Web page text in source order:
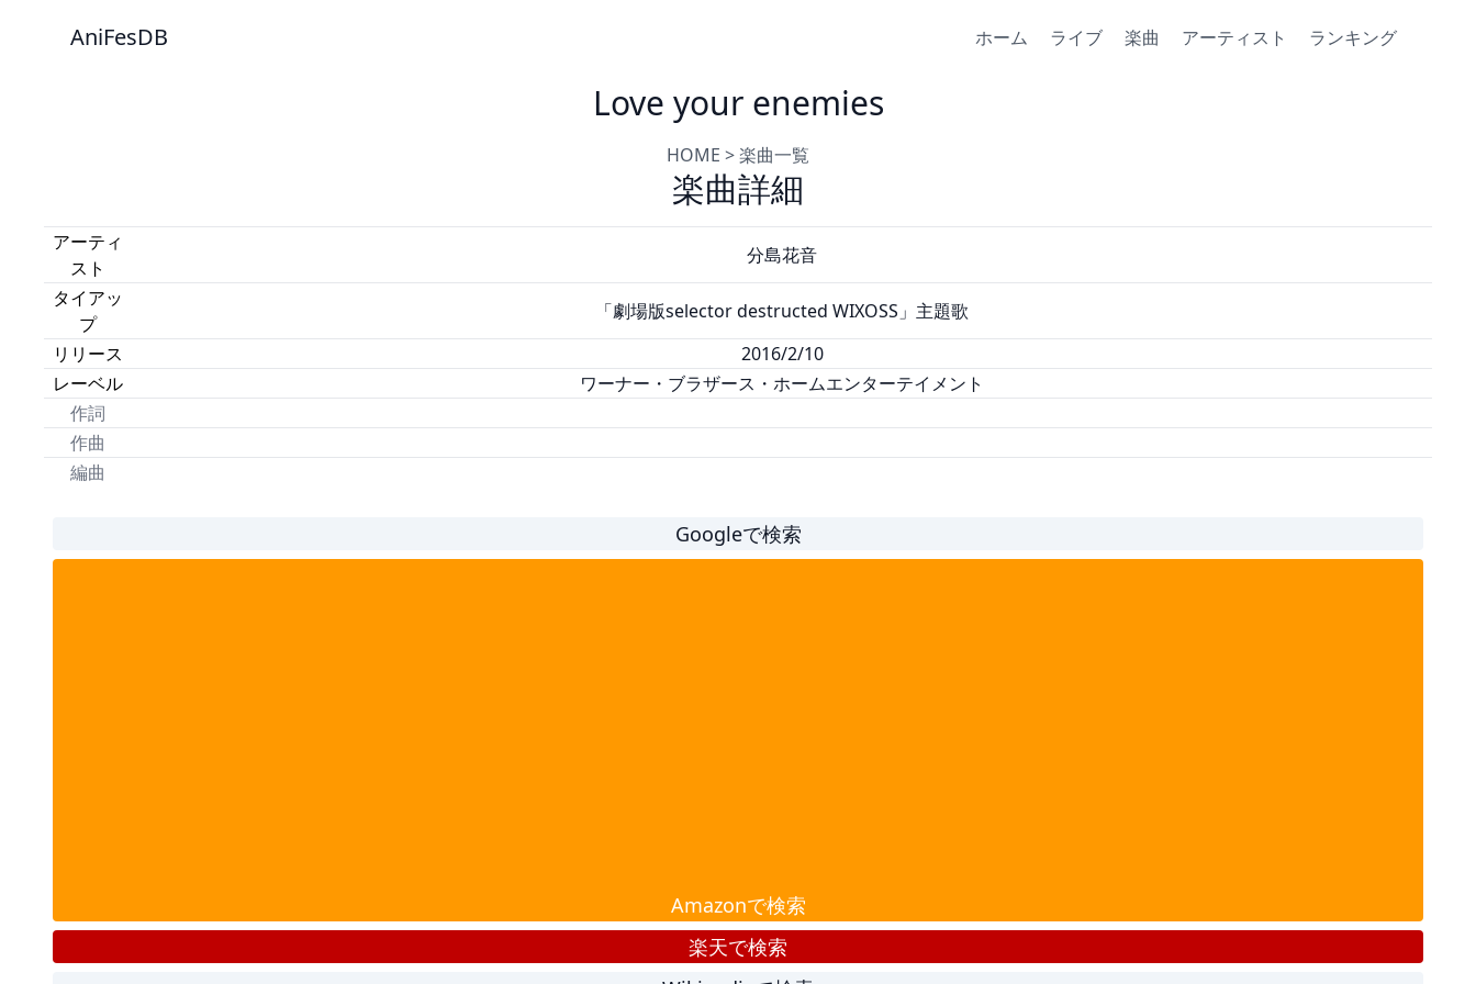
AniFesDB ホーム ライブ 楽曲 アーティスト ランキング
Love your enemies
HOME >楽曲一覧
楽曲詳細
アーティ
スト
分島花音
タイアッ
プ
「劇場版selector destructed WIXOSS」主題歌
リリース
2016/2/10
レーベル
ワーナー・ブラザース・ホームエンターテイメント
作詞
作曲
編曲
Googleで検索
Amazonで検索
楽天で検索